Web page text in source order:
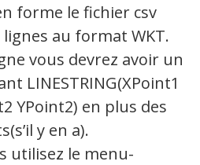
forme le fichier csv
au format WKT.
vous devrez avoir un
LINESTRING(XPoint1
YPoint2) en plus des
y en a).
utilisez le menu-